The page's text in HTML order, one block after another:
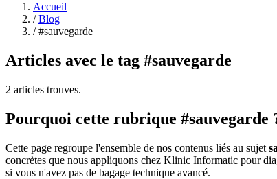
Accueil
/ Blog
/ #sauvegarde
Articles avec le tag #sauvegarde
2 articles trouves.
Pourquoi cette rubrique #sauvegarde
Cette page regroupe l'ensemble de nos contenus liés au sujet
concrètes que nous appliquons chez Klinic Informatic pour
si vous n'avez pas de bagage technique avancé.